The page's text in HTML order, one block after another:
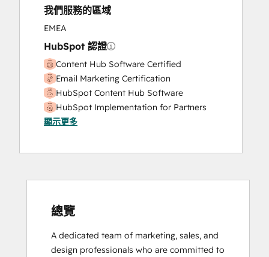
我們服務的區域
EMEA
HubSpot 認證
Content Hub Software Certified
Email Marketing Certification
HubSpot Content Hub Software
HubSpot Implementation for Partners
HubSpot Marketing Hub Software
HubSpot Sales Hub Software
HubSpot Solutions Partner
Inbound Sales
顯示更多
總覽
A dedicated team of marketing, sales, and
design professionals who are committed to